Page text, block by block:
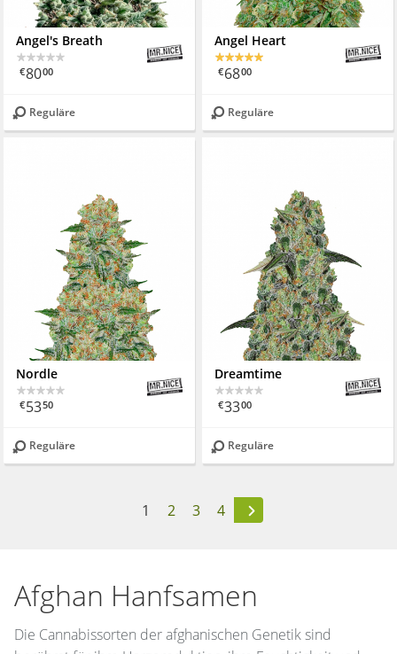
Angel's Breath
€8000
Reguläre
Angel Heart
€6800
Reguläre
Nordle
€5350
Reguläre
Dreamtime
€3300
Reguläre
1 2 3 4
Afghan Hanfsamen
Die Cannabissorten der afghanischen Genetik sind